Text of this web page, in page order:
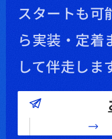
スタートも可
ら実装・定着
して伴走しま